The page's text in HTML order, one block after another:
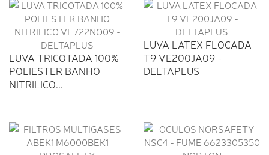
LUVA TRICOTADA 100%
POLIESTER BANHO
NITRILICO...
LUVA LATEX FLOCADA
T9 VE200JA09 -
DELTAPLUS